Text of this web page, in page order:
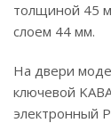
толщиной 45
слоем 44 мм.
На двери
ключевой
электронный